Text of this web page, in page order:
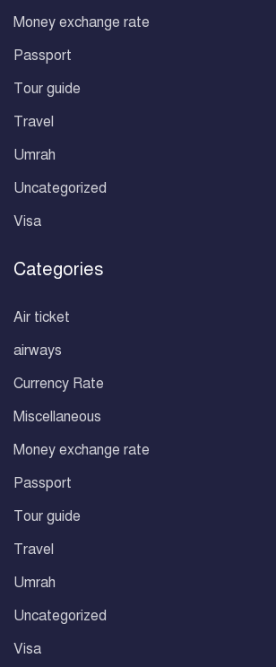
Money exchange rate
Passport
Tour guide
Travel
Umrah
Uncategorized
Visa
Categories
Air ticket
airways
Currency Rate
Miscellaneous
Money exchange rate
Passport
Tour guide
Travel
Umrah
Uncategorized
Visa